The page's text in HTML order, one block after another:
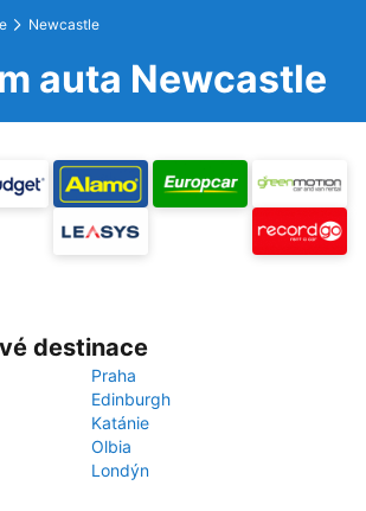
Newcastle
auta Newcastle
destinace
Praha
Edinburgh
Katánie
Olbia
Londýn